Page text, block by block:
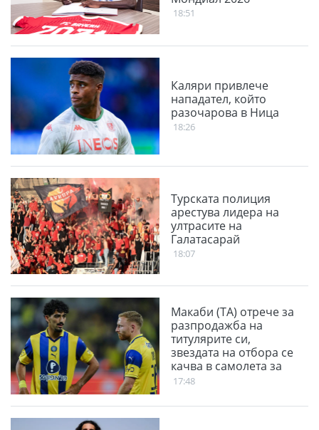
18:51
Каляри привлече
нападател, който
разочарова в Ница
18:26
Турската полиция
арестува лидера на
ултрасите на
Галатасарай
18:07
Макаби (ТА) отрече за
разпродажба на
титулярите си,
звездата на отбора се
качва в самолета за
София
17:48